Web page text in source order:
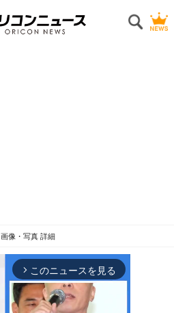
画像・写真 詳細
arrow_forward_ios このニュースを見る